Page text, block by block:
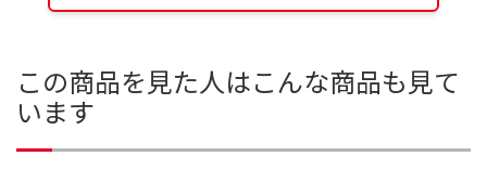
この商品を見た人はこんな商品も見て
います